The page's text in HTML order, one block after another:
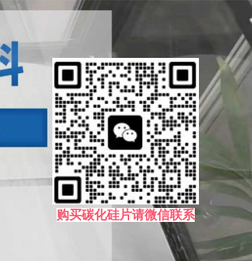
购买碳化硅片请微信联系